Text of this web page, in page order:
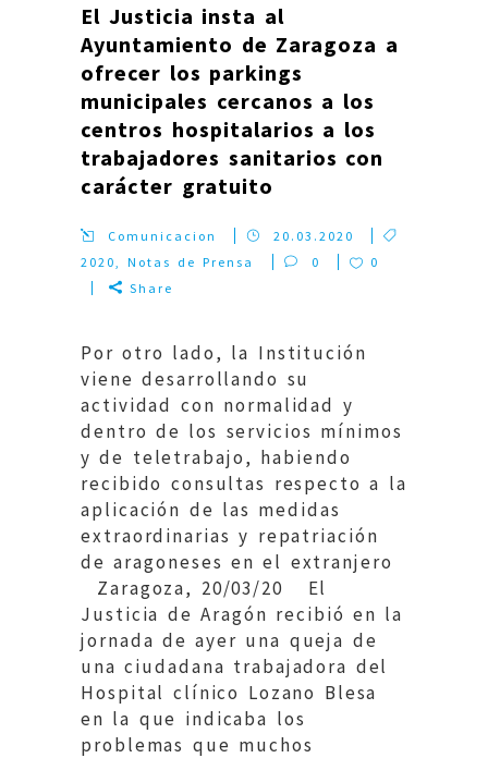
El Justicia insta al
Ayuntamiento de Zaragoza a
ofrecer los parkings
municipales cercanos a los
centros hospitalarios a los
trabajadores sanitarios con
carácter gratuito
Comunicacion
20.03.2020
2020,Notas de Prensa 0
0
Share
Por otro lado, la Institución
viene desarrollando su
actividad con normalidad y
dentro de los servicios mínimos
y de teletrabajo, habiendo
recibido consultas respecto a la
aplicación de las medidas
extraordinarias y repatriación
de aragoneses en el extranjero
Zaragoza, 20/03/20 El
Justicia de Aragón recibió en la
jornada de ayer una queja de
una ciudadana trabajadora del
Hospital clínico Lozano Blesa
en la que indicaba los
problemas que muchos